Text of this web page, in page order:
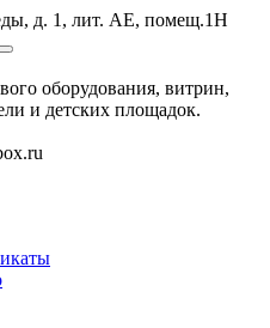
д. 1, лит. АЕ, помещ.1Н
оборудования, витрин,
и детских площадок.